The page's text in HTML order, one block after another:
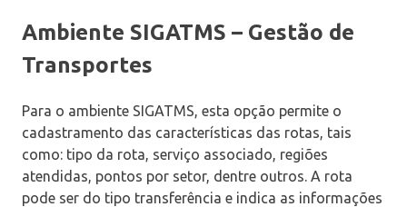
Ambiente SIGATMS – Gestão de
Transportes
Para o ambiente SIGATMS, esta opção permite o
cadastramento das características das rotas, tais
como: tipo da rota, serviço associado, regiões
atendidas, pontos por setor, dentre outros. A rota
pode ser do tipo transferência e indica as informações